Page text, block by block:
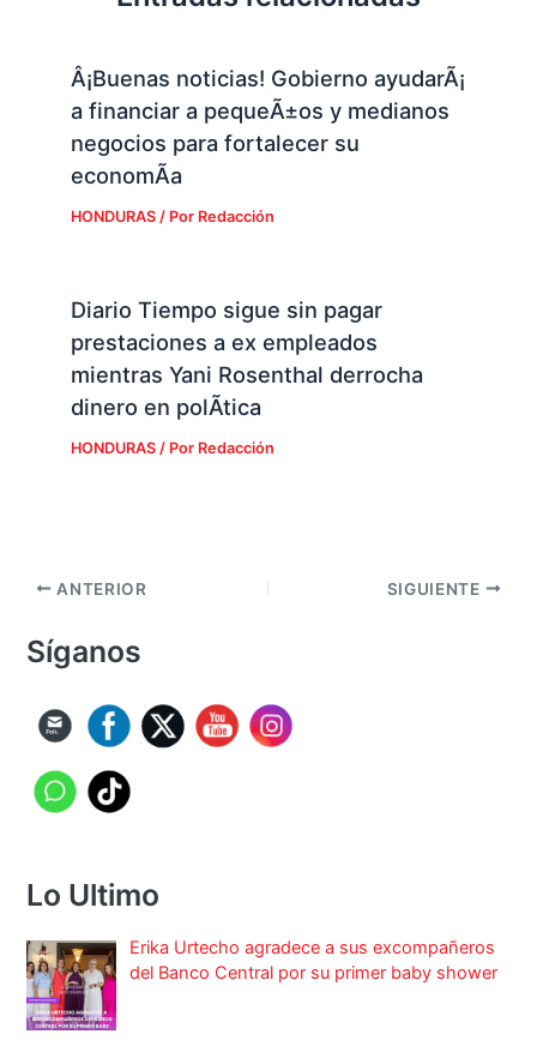
Â¡Buenas noticias! Gobierno ayudarÃ¡
a financiar a pequeÃ±os y medianos
negocios para fortalecer su
economÃ­a
HONDURAS/ Por Redacción
Diario Tiempo sigue sin pagar
prestaciones a ex empleados
mientras Yani Rosenthal derrocha
dinero en polÃ­tica
HONDURAS/ Por Redacción
ANTERIOR SIGUIENTE
Síganos
Lo Ultimo
Erika Urtecho agradece a sus excompañeros
del Banco Central por su primer baby shower